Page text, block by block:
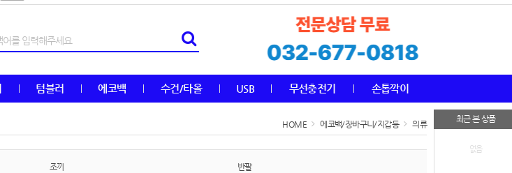
텀블러 에코백 수건/타올 USB 무선충전기 손톱깍이
최근 본 상품
없음
HOME 에코백/장바구니/지갑등 의류
조끼
반팔